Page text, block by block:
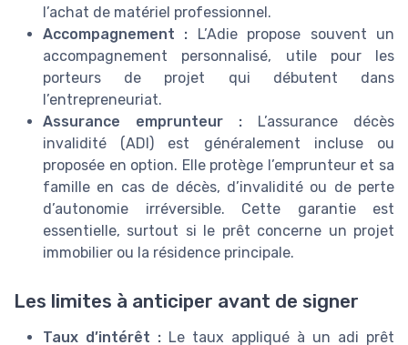
l’achat de matériel professionnel.
Accompagnement : L’Adie propose souvent un
accompagnement personnalisé, utile pour les
porteurs de projet qui débutent dans
l’entrepreneuriat.
Assurance emprunteur : L’assurance décès
invalidité (ADI) est généralement incluse ou
proposée en option. Elle protège l’emprunteur et sa
famille en cas de décès, d’invalidité ou de perte
d’autonomie irréversible. Cette garantie est
essentielle, surtout si le prêt concerne un projet
immobilier ou la résidence principale.
Les limites à anticiper avant de signer
Taux d’intérêt : Le taux appliqué à un adi prêt